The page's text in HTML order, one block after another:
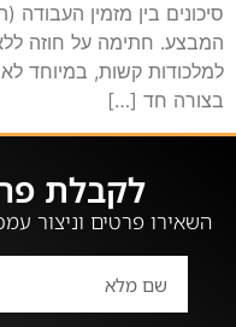
סיכונים בין מזמין העבודה
המבצע. חתימה על חוזה
למלכודות קשות, במיוחד
בצורה חד […]
לקבלת
השאירו פרטים וניצור